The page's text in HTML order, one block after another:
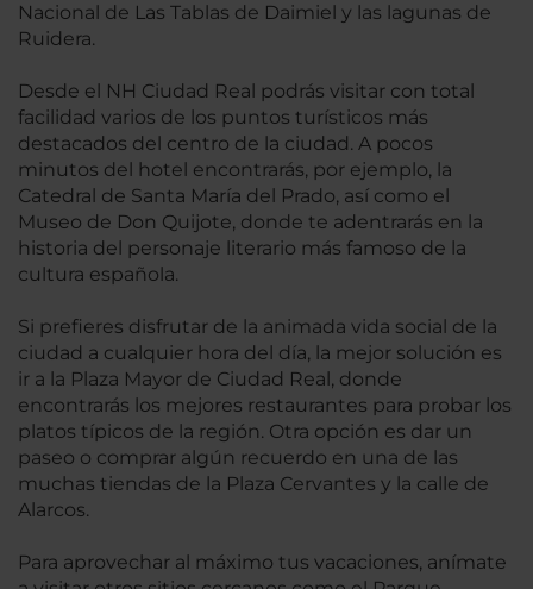
Nacional de Las Tablas de Daimiel y las lagunas de
Ruidera.
Desde el NH Ciudad Real podrás visitar con total
facilidad varios de los puntos turísticos más
destacados del centro de la ciudad. A pocos
minutos del hotel encontrarás, por ejemplo, la
Catedral de Santa María del Prado, así como el
Museo de Don Quijote, donde te adentrarás en la
historia del personaje literario más famoso de la
cultura española.
Si prefieres disfrutar de la animada vida social de la
ciudad a cualquier hora del día, la mejor solución es
ir a la Plaza Mayor de Ciudad Real, donde
encontrarás los mejores restaurantes para probar los
platos típicos de la región. Otra opción es dar un
paseo o comprar algún recuerdo en una de las
muchas tiendas de la Plaza Cervantes y la calle de
Alarcos.
Para aprovechar al máximo tus vacaciones, anímate